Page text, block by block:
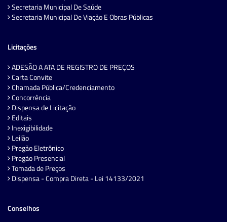
Secretaria Municipal De Saúde
Secretaria Municipal De Viação E Obras Públicas
Licitações
ADESÃO A ATA DE REGISTRO DE PREÇOS
Carta Convite
Chamada Pública/Credenciamento
Concorrência
Dispensa de Licitação
Editais
Inexigibilidade
Leilão
Pregão Eletrônico
Pregão Presencial
Tomada de Preços
Dispensa - Compra Direta - Lei 14133/2021
Conselhos